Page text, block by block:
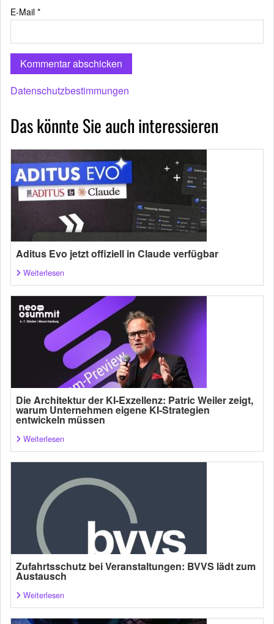
E-Mail *
Datenschutzbestimmungen
Das könnte Sie auch interessieren
Aditus Evo jetzt offiziell in Claude verfügbar
Weiterlesen
Die Architektur der KI-Exzellenz: Patric Weiler zeigt,
warum Unternehmen eigene KI-Strategien
entwickeln müssen
Weiterlesen
Zufahrtsschutz bei Veranstaltungen: BVVS lädt zum
Austausch
Weiterlesen